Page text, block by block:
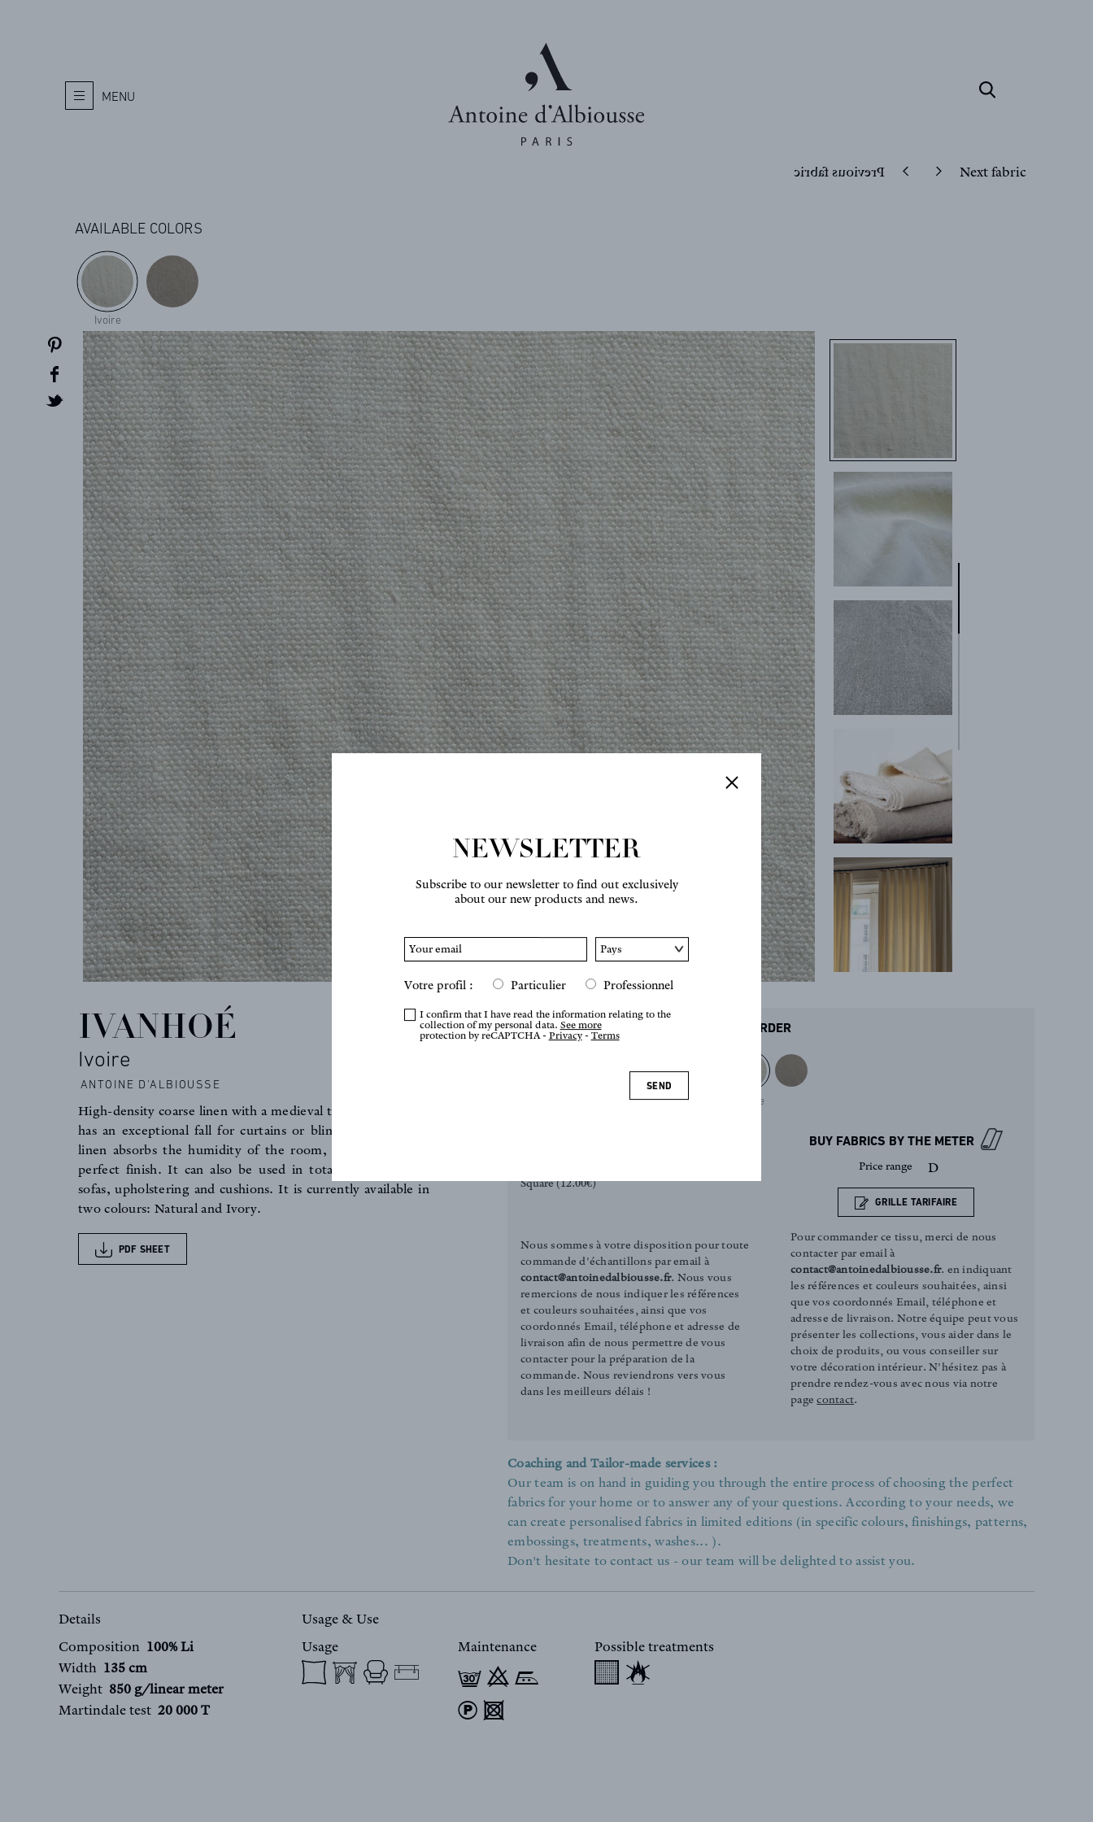
CREATOR
COLLECTIONS
ARCHIVES
CONTACT
REFERENCES
PROFESSIONALS
NEWS
MENU
AVAILABLE COLORS
Ivoire
IVANHOÉ
Ivoire
ANTOINE D'ALBIOUSSE
High-density coarse linen with a medieval touch. This fabric
has an exceptional fall for curtains or blinds. This type of
linen absorbs the humidity of the room, which gives it a
perfect finish. It can also be used in total confidence for
sofas, upholstering and cushions. It is currently available in
two colours: Natural and Ivory.
PDF SHEET
ORDER
Ivoire
Square (12.00€)
Nous sommes à votre disposition pour toute
commande d'échantillons par email à
contact@antoinedalbiousse.fr. Nous vous
remercions de nous indiquer les références
et couleurs souhaitées, ainsi que vos
coordonnés Email, téléphone et adresse de
livraison afin de nous permettre de vous
contacter pour la préparation de la
commande. Nous reviendrons vers vous
dans les meilleurs délais !
BUY FABRICS BY THE METER
Price range D
GRILLE TARIFAIRE
Pour commander ce tissu, merci de nous
contacter par email à
contact@antoinedalbiousse.fr. en indiquant
les références et couleurs souhaitées, ainsi
que vos coordonnés Email, téléphone et
adresse de livraison. Notre équipe peut vous
présenter les collections, vous aider dans le
choix de produits, ou vous conseiller sur
votre décoration intérieur. N'hésitez pas à
prendre rendez-vous avec nous via notre
pagecontact.
Coaching and Tailor-made services :
Our team is on hand in guiding you through the entire process of choosing the perfect
fabrics for your home or to answer any of your questions. According to your needs, we
can create personalised fabrics in limited editions (in specific colours, finishings, patterns,
embossings, treatments, washes... ).
Don't hesitate to contact us - our team will be delighted to assist you.
Details
Composition 100% Li
Width 135 cm
Weight 850 g/linear meter
Martindale test 20 000 T
Usage & Use
Usage
Maintenance
f 9 n
) 4
Possible treatments
NEWSLETTER
Subscribe to our newsletter to find out exclusively
about our new products and news.
Votre profil : Particulier Professionnel
I confirm that I have read the information relating to the
collection of my personal data. See more
protection by reCAPTCHA - Privacy-Terms
SEND
Previous fabric Next fabric